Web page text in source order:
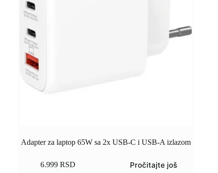
Adapter za laptop 65W sa 2x USB-C i USB-A izlazom
6.999 RSD Pročitajte još